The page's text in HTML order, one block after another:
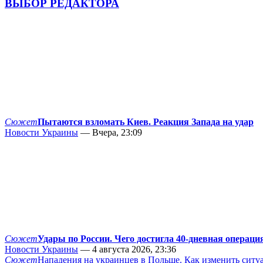
ВЫБОР РЕДАКТОРА
СюжетПытаются взломать Киев. Реакция Запада на удар
Новости Украины — Вчера, 23:09
СюжетУдары по России. Чего достигла 40-дневная
Новости Украины — 4 августа 2026, 23:36
СюжетНападения на украинцев в Польше. Как изменить